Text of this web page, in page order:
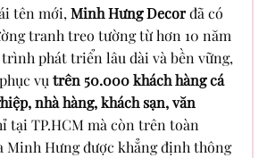
tên mới,Minh Hưng Decorđã có
tranh treo tường từ hơn 10 năm
phát triển lâu dài và bền vững,
vụtrên 50.000 khách hàng cá
nhà hàng, khách sạn, văn
tại TP.HCM mà còn trên toàn
Minh Hưng được khẳng định thông